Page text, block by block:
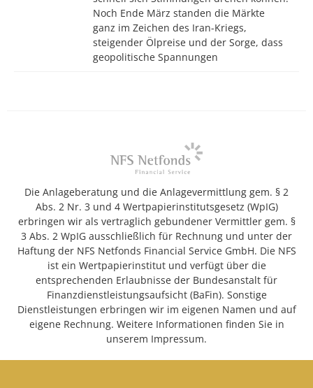
Noch Ende März standen die Märkte
ganz im Zeichen des Iran-Kriegs,
steigender Ölpreise und der Sorge, dass
geopolitische Spannungen
Die Anlageberatung und die Anlagevermittlung gem. § 2
Abs. 2 Nr. 3 und 4 Wertpapierinstitutsgesetz (WpIG)
erbringen wir als vertraglich gebundener Vermittler gem. §
3 Abs. 2 WpIG ausschließlich für Rechnung und unter der
Haftung der NFS Netfonds Financial Service GmbH. Die NFS
ist ein Wertpapierinstitut und verfügt über die
entsprechenden Erlaubnisse der Bundesanstalt für
Finanzdienstleistungsaufsicht (BaFin). Sonstige
Dienstleistungen erbringen wir im eigenen Namen und auf
eigene Rechnung. Weitere Informationen finden Sie in
unserem Impressum.